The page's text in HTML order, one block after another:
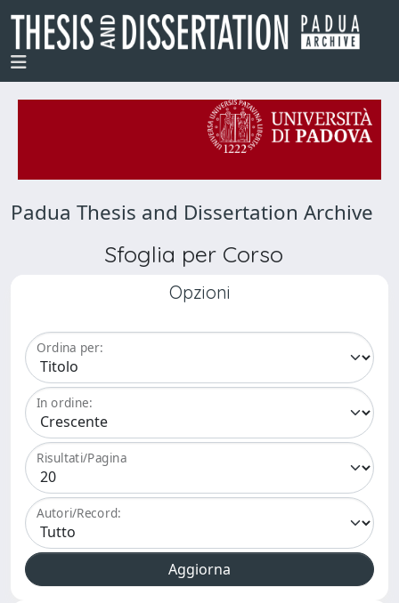
Padua Thesis and Dissertation Archive
Sfoglia per Corso
Opzioni
Ordina per:
In ordine:
Risultati/Pagina
Autori/Record: